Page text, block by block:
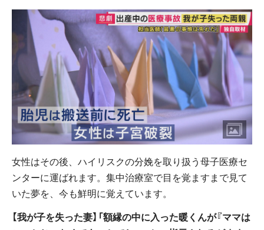
女性はその後、ハイリスクの分娩を取り扱う母子医療セ
ンターに運ばれます。集中治療室で目を覚ますまで見て
いた夢を、今も鮮明に覚えています。
【我が子を失った妻】「額縁の中に入った暖くんが『ママは